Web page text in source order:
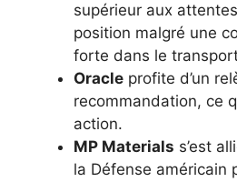
supérieur aux
position malgré une
forte dans le
Oracle profite d’un
recommandation, ce
action.
MP Materials s’est
la Défense américain